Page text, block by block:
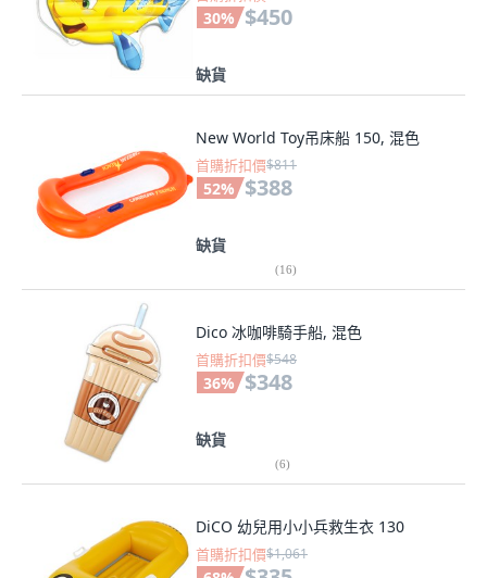
30% $450
缺貨
New World Toy吊床船 150, 混色
首購折扣價$811
52% $388
缺貨
(16)
Dico 冰咖啡騎手船, 混色
首購折扣價$548
36% $348
缺貨
(6)
DiCO 幼兒用小小兵救生衣 130
首購折扣價$1,061